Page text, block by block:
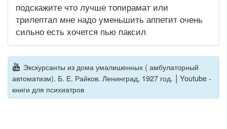
подскажите что лучше топирамат или
трилептал мне надо уменьшить аппетит очень
сильно есть хочется пью паксил
Экскурсанты из дома умалишенных ( амбулаторный
автоматизм). Б. Е. Райков. Ленинград, 1927 год. | Youtube -
книги для психиатров